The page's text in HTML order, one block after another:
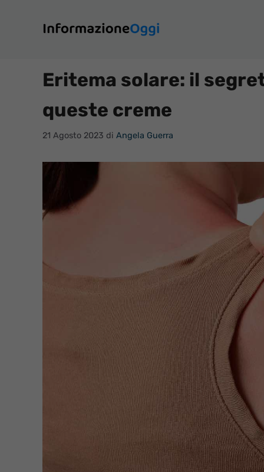
contenuto
Eritema solare: il
queste creme
21 Agosto 2023 di Angela Guerra